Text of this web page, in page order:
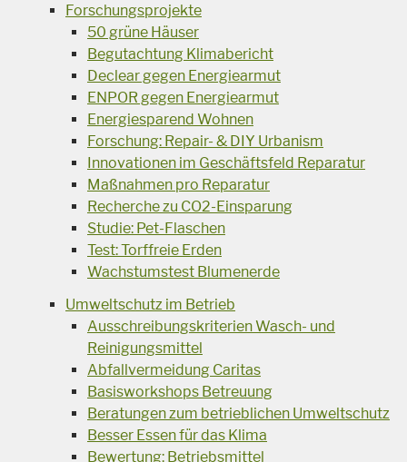
Forschungsprojekte
50 grüne Häuser
Begutachtung Klimabericht
Declear gegen Energiearmut
ENPOR gegen Energiearmut
Energiesparend Wohnen
Forschung: Repair- & DIY Urbanism
Innovationen im Geschäftsfeld Reparatur
Maßnahmen pro Reparatur
Recherche zu CO2-Einsparung
Studie: Pet-Flaschen
Test: Torffreie Erden
Wachstumstest Blumenerde
Umweltschutz im Betrieb
Ausschreibungskriterien Wasch- und
Reinigungsmittel
Abfallvermeidung Caritas
Basisworkshops Betreuung
Beratungen zum betrieblichen Umweltschutz
Besser Essen für das Klima
Bewertung: Betriebsmittel